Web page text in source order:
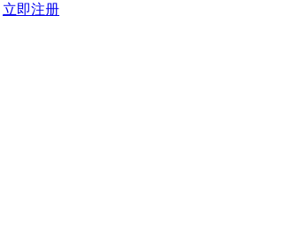
立即注册